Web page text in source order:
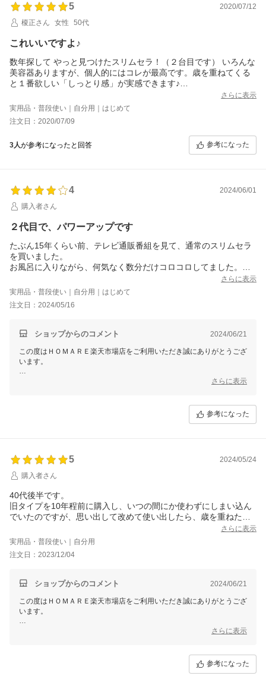
長期戦で全体の肌質が向上してくれればいいなあと期待していま
す。少しでも老化を遅らせるのがゴールです！
ボールでつまむタイプのローラーと比べると、マッサージ効果は
「？？？」です。最近カッサプレートにはまっていて、それと比
べるとひきしめ効果は一番安く買えるカッサの方が断然上だと思
いました。今回は、どうしても「美肌効果」が欲しかったので、
肌の表面を整える専用機として、スリムセラプラスに頑張っても
らおうと思っています。
ちなみに、オマケでついてきたケースは残念ながらスリムセラプ
ラスを入れるには小さすぎて無駄です。ギューっと押し込めば入
りますが、一応効果な美顔ローラーなので、そういう入れ方はし
たくないかな、と。持ち歩きはしないかなあと思っていますが、
専用ケースは自作しようと思っています。重くはないですが、思
ったよりも大きかったので、持ち手部分がもうちょっとだけ短か
くて、会社とかでもコソコソとコロコロできるサイズだったらよ
5
2020/07/12
榎正さん
女性 50代
これいいですよ♪
数年探して やっと見つけたスリムセラ！（２台目です） いろんな
美容器ありますが、個人的にはコレが最高です。歳を重ねてくる
と１番欲しい「しっとり感」が実感できます♪
注文してわずか３日で届きました。本当にありがとうございま
す。今後もスリムセラの販売を続けて下さい。
さらに表示
実用品・普段使い｜自分用｜はじめて
注文日：2020/07/09
3人が参考になったと回答 参考になった
4
2024/06/01
購入者さん
２代目で、パワーアップです
たぶん15年くらい前、テレビ通販番組を見て、通常のスリムセラ
を買いました。
お風呂に入りながら、何気なく数分だけコロコロしてました。
毎日やらなきゃいけないと決めつけてしまうと、何でも続かない
ので、疲れてる日は無理しないことにして、コロコロをゆるーく
使っていたスリムセラの表面の金属に、割れ目ができてしまいま
15年くらい使っていれば、経年劣化ですよね。
の肌と比べようがないので、正直、わからないです。
ただ、首は、シワが少ないように思います。
コロコロをするのが習慣になっているので、今度は、スリムセラ
今度は、効果を期待して、また、ゆるーく続けたいと思います。
さらに表示
実用品・普段使い｜自分用｜はじめて
注文日：2024/05/16
ショップからのコメント 2024/06/21
この度はＨＯＭＡＲＥ楽天市場店をご利用いただき誠にありがとうござ
います。
ご愛用をいただけているとのことスタッフ一同非常にうれしく思ってお
さらに表示
参考になった
5
2024/05/24
購入者さん
40代後半です。
旧タイプを10年程前に購入し、いつの間にか使わずにしまい込ん
でいたのですが、思い出して改めて使い出したら、歳を重ねた今
の方が、良さがてきめんに肌に表れたので、スリムセラプラスに
買い替えました。
改良がなされたプラスの方も更に使い心地が良く、悩んでいた部
分に、優しく、優しく滑らせることをまめに続けていたところ、
っくりです。
今となっては、お守りの存在となりました。
肌が上向くと、いろいろな事に前向きになれ、人生が新たに動き
出したような気分にさせていただきました。
素晴らしい商品を開発してくださって、本当にありがとうござい
さらに表示
実用品・普段使い｜自分用
注文日：2023/12/04
ショップからのコメント 2024/06/21
この度はＨＯＭＡＲＥ楽天市場店をご利用いただき誠にありがとうござ
います。
ご愛用をいただけているとのことスタッフ一同非常にうれしく思ってお
さらに表示
参考になった